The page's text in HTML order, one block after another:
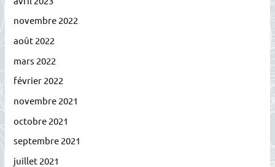
novembre 2022
août 2022
mars 2022
février 2022
novembre 2021
octobre 2021
septembre 2021
juillet 2021